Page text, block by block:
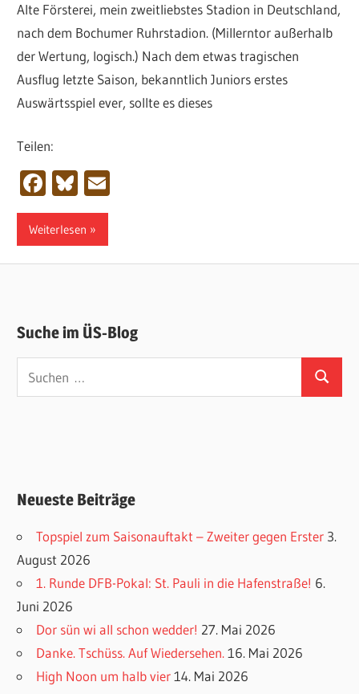
Alte Försterei, mein zweitliebstes Stadion in Deutschland,
nach dem Bochumer Ruhrstadion. (Millerntor außerhalb
der Wertung, logisch.) Nach dem etwas tragischen
Ausflug letzte Saison, bekanntlich Juniors erstes
Auswärtsspiel ever, sollte es dieses
Teilen:
Facebook
Bluesky
Weiterlesen
Suche im ÜS-Blog
Suchen
Neueste Beiträge
Topspiel zum Saisonauftakt – Zweiter gegen Erster 3.
August 2026
1. Runde DFB-Pokal: St. Pauli in die Hafenstraße! 6.
Juni 2026
Dor sün wi all schon wedder! 27. Mai 2026
Danke. Tschüss. Auf Wiedersehen. 16. Mai 2026
High Noon um halb vier 14. Mai 2026